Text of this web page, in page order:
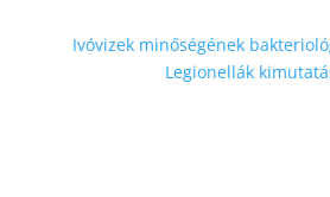
Ivóvizek minőségének
Legionellák